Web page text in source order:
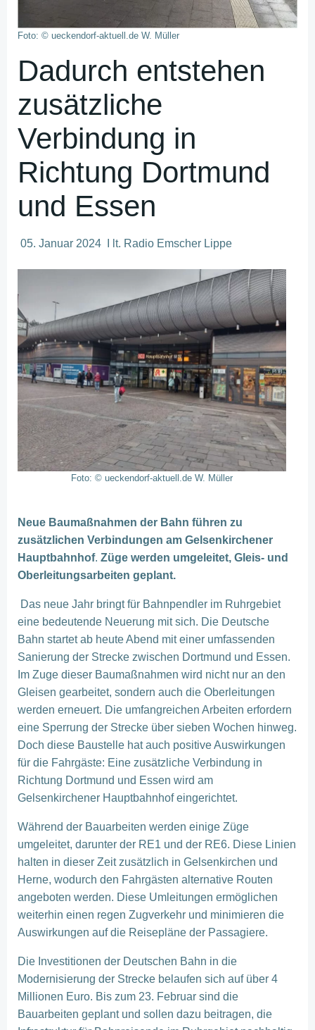
Foto: © ueckendorf-aktuell.de W. Müller
Dadurch entstehen
zusätzliche
Verbindung in
Richtung Dortmund
und Essen
05. Januar 2024 I lt. Radio Emscher Lippe
Foto: © ueckendorf-aktuell.de W. Müller
Neue Baumaßnahmen der Bahn führen zu
zusätzlichen Verbindungen am Gelsenkirchener
Hauptbahnhof. Züge werden umgeleitet, Gleis- und
Oberleitungsarbeiten geplant.
Das neue Jahr bringt für Bahnpendler im Ruhrgebiet
eine bedeutende Neuerung mit sich. Die Deutsche
Bahn startet ab heute Abend mit einer umfassenden
Sanierung der Strecke zwischen Dortmund und Essen.
Im Zuge dieser Baumaßnahmen wird nicht nur an den
Gleisen gearbeitet, sondern auch die Oberleitungen
werden erneuert. Die umfangreichen Arbeiten erfordern
eine Sperrung der Strecke über sieben Wochen hinweg.
Doch diese Baustelle hat auch positive Auswirkungen
für die Fahrgäste: Eine zusätzliche Verbindung in
Richtung Dortmund und Essen wird am
Gelsenkirchener Hauptbahnhof eingerichtet.
Während der Bauarbeiten werden einige Züge
umgeleitet, darunter der RE1 und der RE6. Diese Linien
halten in dieser Zeit zusätzlich in Gelsenkirchen und
Herne, wodurch den Fahrgästen alternative Routen
angeboten werden. Diese Umleitungen ermöglichen
weiterhin einen regen Zugverkehr und minimieren die
Auswirkungen auf die Reisepläne der Passagiere.
Die Investitionen der Deutschen Bahn in die
Modernisierung der Strecke belaufen sich auf über 4
Millionen Euro. Bis zum 23. Februar sind die
Bauarbeiten geplant und sollen dazu beitragen, die